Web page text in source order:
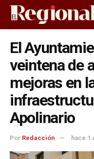
El
veintena de
mejoras en
Apolinario
Por Redacción hace 1